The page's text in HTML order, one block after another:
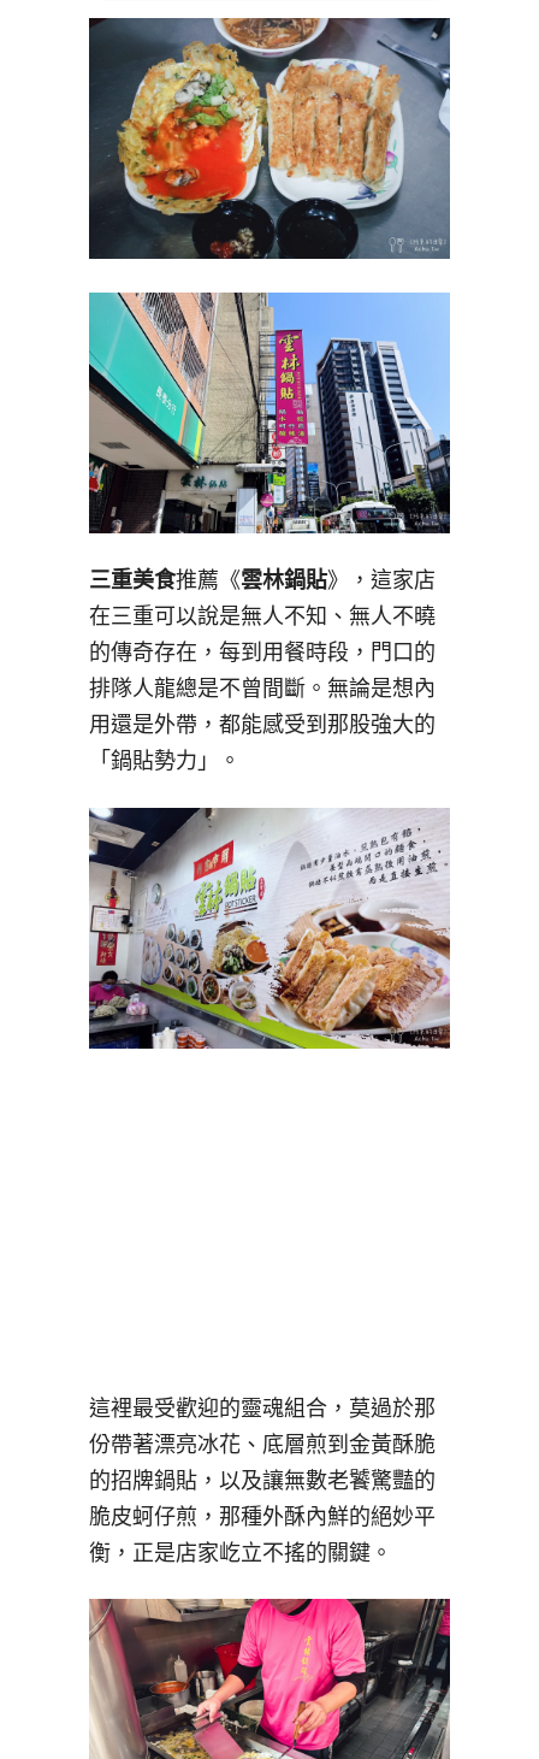
三重美食推薦《雲林鍋貼》，這家店
在三重可以說是無人不知、無人不曉
的傳奇存在，每到用餐時段，門口的
排隊人龍總是不曾間斷。無論是想內
用還是外帶，都能感受到那股強大的
「鍋貼勢力」。
這裡最受歡迎的靈魂組合，莫過於那
份帶著漂亮冰花、底層煎到金黃酥脆
的招牌鍋貼，以及讓無數老饕驚豔的
脆皮蚵仔煎，那種外酥內鮮的絕妙平
衡，正是店家屹立不搖的關鍵。